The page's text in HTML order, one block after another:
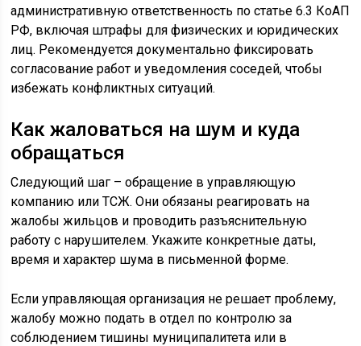
административную ответственность по статье 6.3 КоАП
РФ, включая штрафы для физических и юридических
лиц. Рекомендуется документально фиксировать
согласование работ и уведомления соседей, чтобы
избежать конфликтных ситуаций.
Как жаловаться на шум и куда
обращаться
Следующий шаг – обращение в управляющую
компанию или ТСЖ. Они обязаны реагировать на
жалобы жильцов и проводить разъяснительную
работу с нарушителем. Укажите конкретные даты,
время и характер шума в письменной форме.
Если управляющая организация не решает проблему,
жалобу можно подать в отдел по контролю за
соблюдением тишины муниципалитета или в